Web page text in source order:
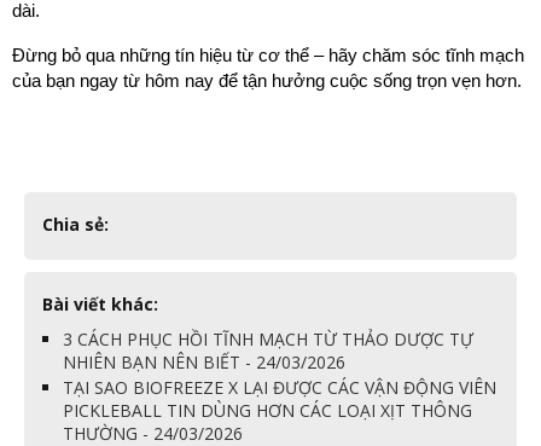
dài.
Đừng bỏ qua những tín hiệu từ cơ thể – hãy chăm sóc tĩnh mạch
của bạn ngay từ hôm nay để tận hưởng cuộc sống trọn vẹn hơn.
Chia sẻ:
Bài viết khác:
3 CÁCH PHỤC HỒI TĨNH MẠCH TỪ THẢO DƯỢC TỰ
NHIÊN BẠN NÊN BIẾT - 24/03/2026
TẠI SAO BIOFREEZE X LẠI ĐƯỢC CÁC VẬN ĐỘNG VIÊN
PICKLEBALL TIN DÙNG HƠN CÁC LOẠI XỊT THÔNG
THƯỜNG - 24/03/2026